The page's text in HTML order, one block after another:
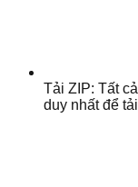
Tải ZIP: Tất
duy nhất để